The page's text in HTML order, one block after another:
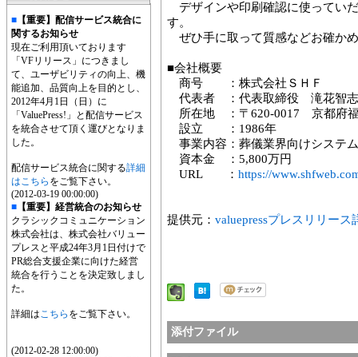
■ 【重要】配信サービス統合に
関するお知らせ
現在ご利用頂いております
「VFリリース」につきまし
て、ユーザビリティの向上、機
能追加、品質向上を目的とし、
2012年4月1日（日）に
「ValuePress!」と配信サービス
を統合させて頂く運びとなりま
した。
配信サービス統合に関する詳細
はこちら をご覧下さい。
(2012-03-19 00:00:00)
■ 【重要】経営統合のお知らせ
クラシックコミュニケーション
株式会社は、株式会社バリュー
プレスと平成24年3月1日付けで
PR総合支援企業に向けた経営
統合を行うことを決定致しまし
た。
詳細はこちら をご覧下さい。
(2012-02-28 12:00:00)
デザインや印刷確認に使ってい
す。
ぜひ手に取って質感などお確か
■会社概要
商号 ：株式会社ＳＨＦ
代表者 ：代表取締役 滝花智志
所在地 ：〒620-0017 京都府福
設立 ：1986年
事業内容：葬儀業界向けシステ
資本金 ：5,800万円
URL ： https://
提供元： valuepressプレスリリース
添付ファイル